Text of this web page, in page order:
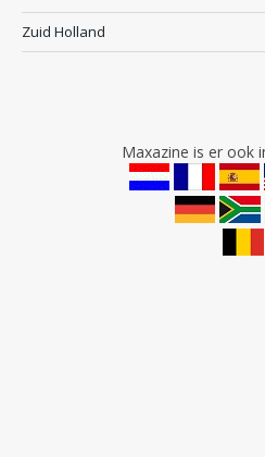
Zuid Holland
Maxazine is er ook